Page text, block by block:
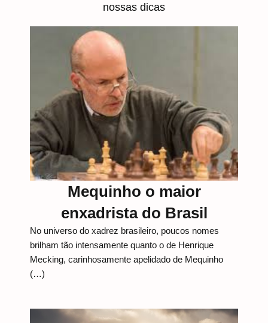
nossas dicas
Mequinho o maior
enxadrista do Brasil
No universo do xadrez brasileiro, poucos nomes
brilham tão intensamente quanto o de Henrique
Mecking, carinhosamente apelidado de Mequinho
(…)